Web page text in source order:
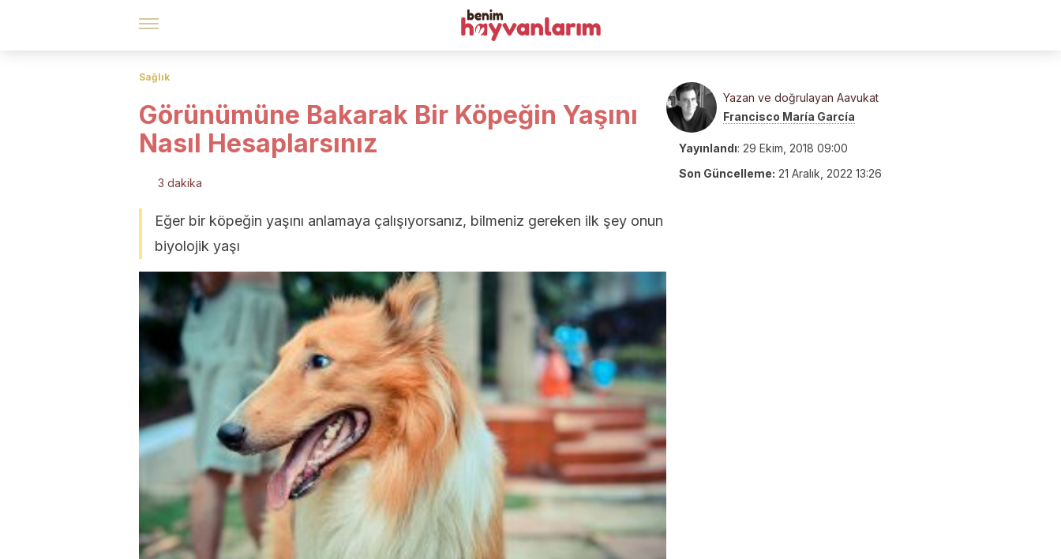
Sağlık
Görünümüne Bakarak Bir Köpeğin Yaşını
Nasıl Hesaplarsınız
3 dakika
Eğer bir köpeğin yaşını anlamaya çalışıyorsanız, bilmeniz gereken ilk şey onun
biyolojik yaşı
Yazan ve doğrulayan Aavukat
Francisco María García
Yayınlandı: 29 Ekim, 2018 09:00
Son Güncelleme: 21 Aralık, 2022 13:26